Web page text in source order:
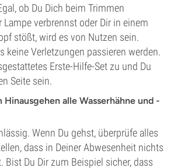
ob Du Dich beim Trimmen
Lampe verbrennst oder Dir in einem
stößt, wird es von Nutzen sein.
keine Verletzungen passieren werden.
Erste-Hilfe-Set zu und Du
Seite sein.
alle Wasserhähne und -
Wenn Du gehst, überprüfe alles
dass in Deiner Abwesenheit nichts
Bist Du Dir zum Beispiel sicher, dass